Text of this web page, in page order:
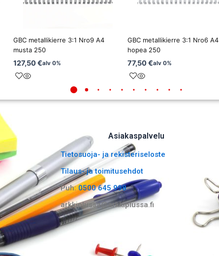
GBC metallikierre 3:1 Nro9 A4
musta 250
127,50€alv 0%
GBC metallikierre 3:1 Nro6 A4
hopea 250
77,50€alv 0%
Asiakaspalvelu
Tietosuoja- ja rekisteriseloste
Tilaus- ja toimitusehdot
Puh:0500 645 998
arkkiplussa@arkkiplussa.fi